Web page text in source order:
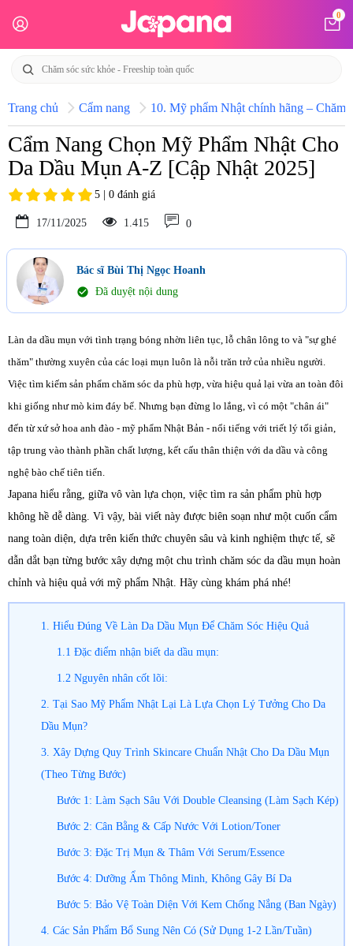
0
Trang chủ Cẩm nang 10. Mỹ phẩm Nhật chính hãng – Chăm
Cẩm Nang Chọn Mỹ Phẩm Nhật Cho
Da Dầu Mụn A-Z [Cập Nhật 2025]
5 | 0 đánh giá
17/11/2025 1.415 0
Bác sĩ Bùi Thị Ngọc Hoanh
check_circle Đã duyệt nội dung
Làn da dầu mụn với tình trạng bóng nhờn liên tục, lỗ chân lông to và "sự ghé
thăm" thường xuyên của các loại mụn luôn là nỗi trăn trở của nhiều người.
Việc tìm kiếm sản phẩm chăm sóc da phù hợp, vừa hiệu quả lại vừa an toàn đôi
khi giống như mò kim đáy bể. Nhưng bạn đừng lo lắng, vì có một "chân ái"
đến từ xứ sở hoa anh đào - mỹ phẩm Nhật Bản - nổi tiếng với triết lý tối giản,
tập trung vào thành phần chất lượng, kết cấu thân thiện với da dầu và công
nghệ bào chế tiên tiến.
Japana hiểu rằng, giữa vô vàn lựa chọn, việc tìm ra sản phẩm phù hợp
không hề dễ dàng. Vì vậy, bài viết này được biên soạn như một cuốn cẩm
nang toàn diện, dựa trên kiến thức chuyên sâu và kinh nghiệm thực tế, sẽ
dẫn dắt bạn từng bước xây dựng một chu trình chăm sóc da dầu mụn hoàn
chỉnh và hiệu quả với mỹ phẩm Nhật. Hãy cùng khám phá nhé!
1. Hiểu Đúng Về Làn Da Dầu Mụn Để Chăm Sóc Hiệu Quả
1.1 Đặc điểm nhận biết da dầu mụn:
1.2 Nguyên nhân cốt lõi:
2. Tại Sao Mỹ Phẩm Nhật Lại Là Lựa Chọn Lý Tưởng Cho Da
Dầu Mụn?
3. Xây Dựng Quy Trình Skincare Chuẩn Nhật Cho Da Dầu Mụn
(Theo Từng Bước)
Bước 1: Làm Sạch Sâu Với Double Cleansing (Làm Sạch Kép)
Bước 2: Cân Bằng & Cấp Nước Với Lotion/Toner
Bước 3: Đặc Trị Mụn & Thâm Với Serum/Essence
Bước 4: Dưỡng Ẩm Thông Minh, Không Gây Bí Da
Bước 5: Bảo Vệ Toàn Diện Với Kem Chống Nắng (Ban Ngày)
4. Các Sản Phẩm Bổ Sung Nên Có (Sử Dụng 1-2 Lần/Tuần)